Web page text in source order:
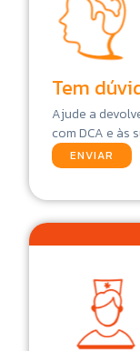
Tem
Ajude a
com DCA e às
ENVIAR